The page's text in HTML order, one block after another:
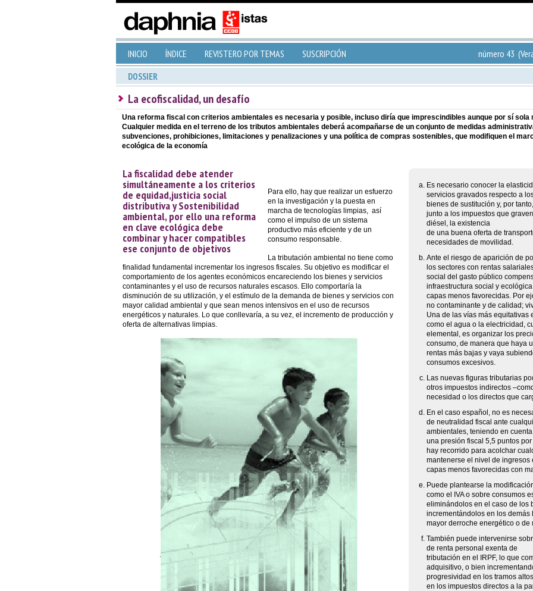
INICIO ÍNDICE REVISTERO POR TEMAS SUSCRIPCIÓN número 43
DOSSIER
La ecofiscalidad, un desafío
Una reforma fiscal con criterios ambientales es necesaria y posible, incluso diría que imprescindibles aunque por sí
Cualquier medida en el terreno de los tributos ambientales deberá acompañarse de un conjunto de medidas
subvenciones, prohibiciones, limitaciones y penalizaciones y una política de compras sostenibles, que modifiquen el
ecológica de la economía
La fiscalidad debe atender
simultáneamente a los criterios
de equidad,justicia social
distributiva y Sostenibilidad
ambiental, por ello una reforma
en clave ecológica debe
combinar y hacer compatibles
ese conjunto de objetivos
Para ello, hay que realizar un esfuerzo
en la investigación y la puesta en
marcha de tecnologías limpias, así
como el impulso de un sistema
productivo más eficiente y de un
consumo responsable.
La tributación ambiental no tiene como
finalidad fundamental incrementar los ingresos fiscales. Su objetivo es modificar el
comportamiento de los agentes económicos encareciendo los bienes y servicios
contaminantes y el uso de recursos naturales escasos. Ello comportaría la
disminución de su utilización, y el estímulo de la demanda de bienes y servicios con
mayor calidad ambiental y que sean menos intensivos en el uso de recursos
energéticos y naturales. Lo que conllevaría, a su vez, el incremento de producción y
oferta de alternativas limpias.
Es necesario conocer la
servicios gravados respecto a
bienes de sustitución y, por
junto a los impuestos que
diésel, la existencia
de una buena oferta de
necesidades de movilidad.
Ante el riesgo de aparición de
los sectores con rentas
social del gasto público
infraestructura social y
capas menos favorecidas. Por
no contaminante y de calidad;
Una de las vías más equitativas
como el agua o la electricidad,
elemental, es organizar los
consumo, de manera que haya
rentas más bajas y vaya
consumos excesivos.
Las nuevas figuras tributarias
otros impuestos indirectos
necesidad o los directos que
En el caso español, no es
de neutralidad fiscal ante
ambientales, teniendo en
una presión fiscal 5,5 puntos
hay recorrido para acolchar
mantenerse el nivel de
capas menos favorecidas con
Puede plantearse la
como el IVA o sobre consumos
eliminándolos en el caso de los
incrementándolos en los
mayor derroche energético o de
También puede intervenirse
de renta personal exenta de
tributación en el IRPF, lo que
adquisitivo, o bien
progresividad en los tramos
en los impuestos directos a la